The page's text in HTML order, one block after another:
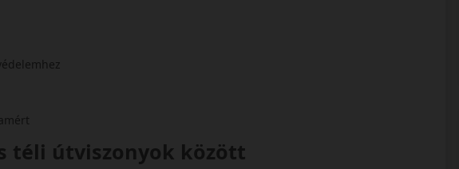
téli útviszonyok között